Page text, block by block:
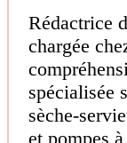
Rédactrice
chargée
spécialisée
sèche-
et pompes